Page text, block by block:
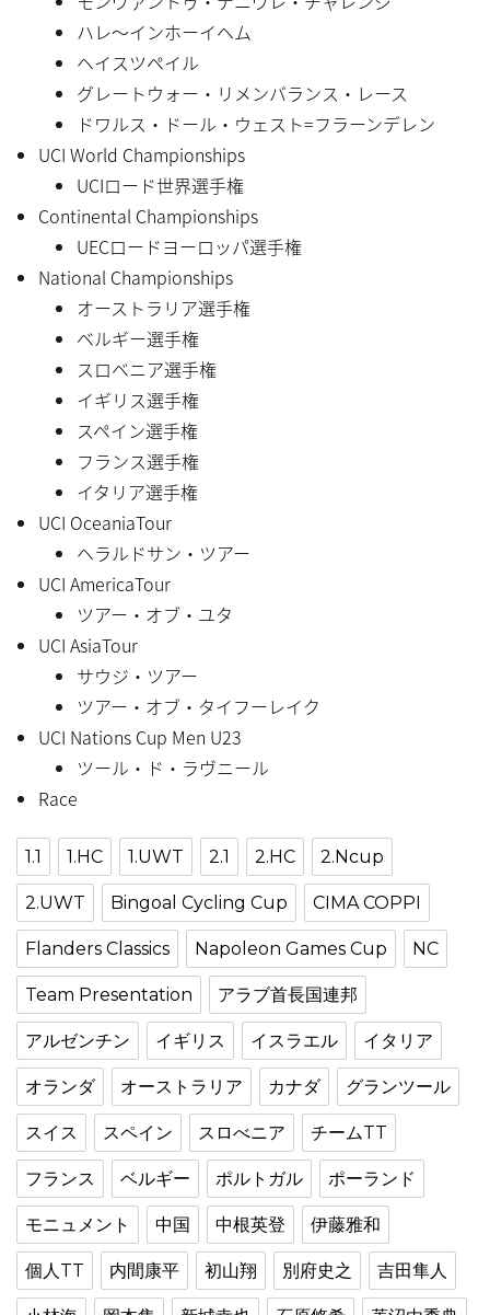
ハレ〜インホーイヘム
ヘイスツペイル
グレートウォー・リメンバランス・レース
ドワルス・ドール・ウェスト=フラーンデレン
UCI World Championships
UCIロード世界選手権
Continental Championships
UECロードヨーロッパ選手権
National Championships
オーストラリア選手権
ベルギー選手権
スロベニア選手権
イギリス選手権
スペイン選手権
フランス選手権
イタリア選手権
UCI OceaniaTour
ヘラルドサン・ツアー
UCI AmericaTour
ツアー・オブ・ユタ
UCI AsiaTour
サウジ・ツアー
ツアー・オブ・タイフーレイク
UCI Nations Cup Men U23
ツール・ド・ラヴニール
Race
1.1 1.HC 1.UWT 2.1 2.HC 2.Ncup
2.UWT Bingoal Cycling Cup CIMA COPPI
Flanders Classics Napoleon Games Cup NC
Team Presentation アラブ首長国連邦
アルゼンチン イギリス イスラエル イタリア
オランダ オーストラリア カナダ グランツール
スイス スペイン スロべニア チームTT
フランス ベルギー ポルトガル ポーランド
モニュメント 中国 中根英登 伊藤雅和
個人TT 内間康平 初山翔 別府史之 吉田隼人